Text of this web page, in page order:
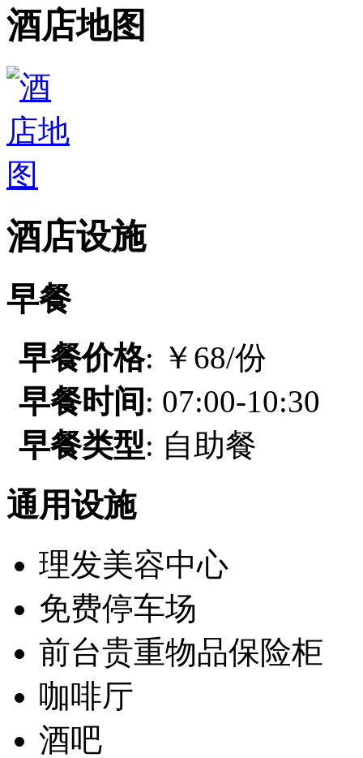
酒店地图
酒店设施
早餐
早餐价格: ￥68/份
早餐时间 : 07:00-10:30
早餐类型: 自助餐
通用设施
理发美容中心
免费停车场
前台贵重物品保险柜
咖啡厅
酒吧